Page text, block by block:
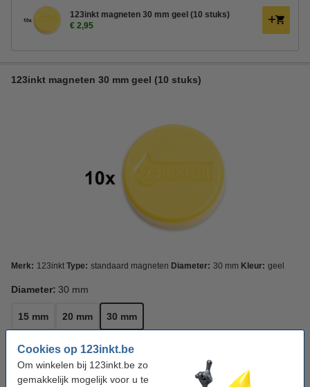
Cookies op 123inkt.be
Om winkelen bij 123inkt.be zo
gemakkelijk mogelijk voor u te
123inkt magneten 30 mm geel (10 stuks)
€ 2,95
123inkt magneten 30 mm geel (10 stuks)
Merk: 123inkt Type: standaard magneten Diameter: 30 mm Kleur: geel
Diameter: 30 mm
15 mm 20 mm 30 mm
Kleur:Geel